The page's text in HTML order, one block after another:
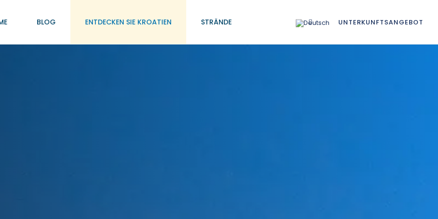
BLOG ENTDECKEN SIE KROATIEN STRÄNDE UNTERKUNFTSANGEBOT